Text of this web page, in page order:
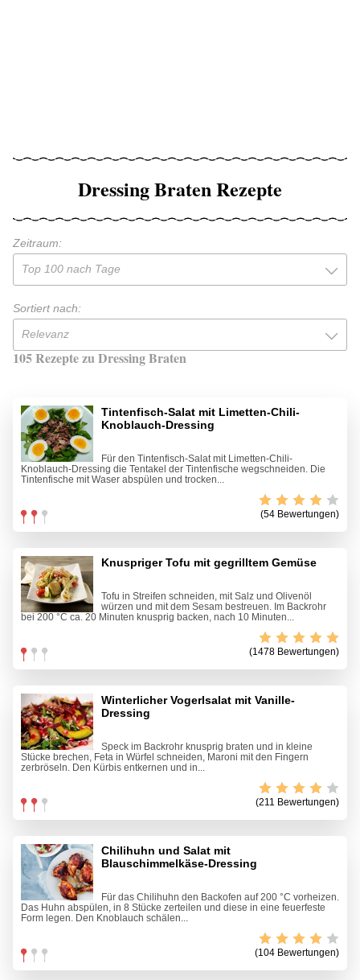
Dressing Braten Rezepte
Zeitraum:
Top 100 nach Tage
Sortiert nach:
Relevanz
105 Rezepte zu Dressing Braten
Tintenfisch-Salat mit Limetten-Chili-
Knoblauch-Dressing
Für den Tintenfisch-Salat mit Limetten-Chili-
Knoblauch-Dressing die Tentakel der Tintenfische wegschneiden. Die
Tintenfische mit Waser abspülen und trocken...
(54 Bewertungen)
Knuspriger Tofu mit gegrilltem Gemüse
Tofu in Streifen schneiden, mit Salz und Olivenöl
würzen und mit dem Sesam bestreuen. Im Backrohr
bei 200 °C ca. 20 Minuten knusprig backen, nach 10 Minuten...
(1478 Bewertungen)
Winterlicher Vogerlsalat mit Vanille-
Dressing
Speck im Backrohr knusprig braten und in kleine
Stücke brechen, Feta in Würfel schneiden, Maroni mit den Fingern
zerbröseln. Den Kürbis entkernen und in...
(211 Bewertungen)
Chilihuhn und Salat mit
Blauschimmelkäse-Dressing
Für das Chilihuhn den Backofen auf 200 °C vorheizen.
Das Huhn abspülen, in 8 Stücke zerteilen und diese in eine feuerfeste
Form legen. Den Knoblauch schälen...
(104 Bewertungen)